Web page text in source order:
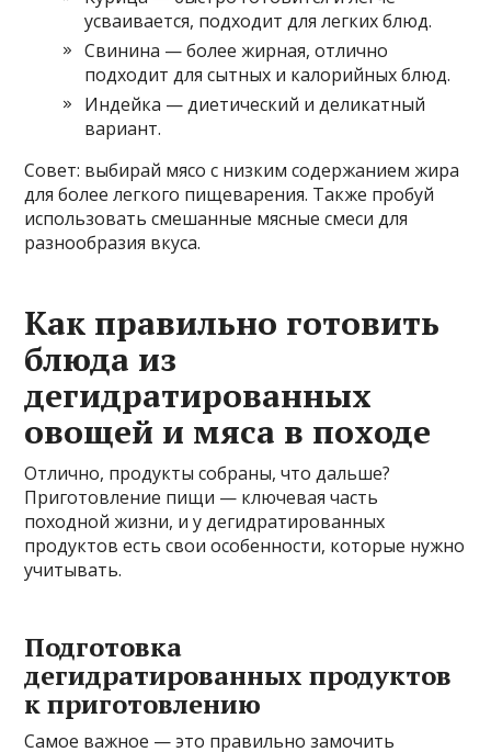
усваивается, подходит для легких блюд.
Свинина — более жирная, отлично
подходит для сытных и калорийных блюд.
Индейка — диетический и деликатный
вариант.
Совет: выбирай мясо с низким содержанием жира
для более легкого пищеварения. Также пробуй
использовать смешанные мясные смеси для
разнообразия вкуса.
Как правильно готовить
блюда из
дегидратированных
овощей и мяса в походе
Отлично, продукты собраны, что дальше?
Приготовление пищи — ключевая часть
походной жизни, и у дегидратированных
продуктов есть свои особенности, которые нужно
учитывать.
Подготовка
дегидратированных продуктов
к приготовлению
Самое важное — это правильно замочить